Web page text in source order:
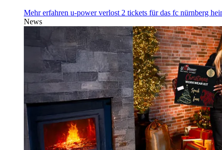
Mehr erfahren u‑power verlost 2 tickets für das fc nürnberg
News